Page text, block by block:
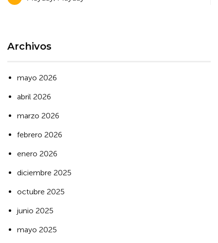
de
Archivos
mayo 2026
abril 2026
marzo 2026
febrero 2026
enero 2026
diciembre 2025
octubre 2025
junio 2025
mayo 2025